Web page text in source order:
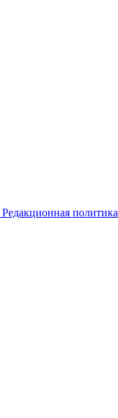
Редакционная политика